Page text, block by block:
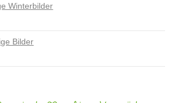
Winterbilder
Bilder